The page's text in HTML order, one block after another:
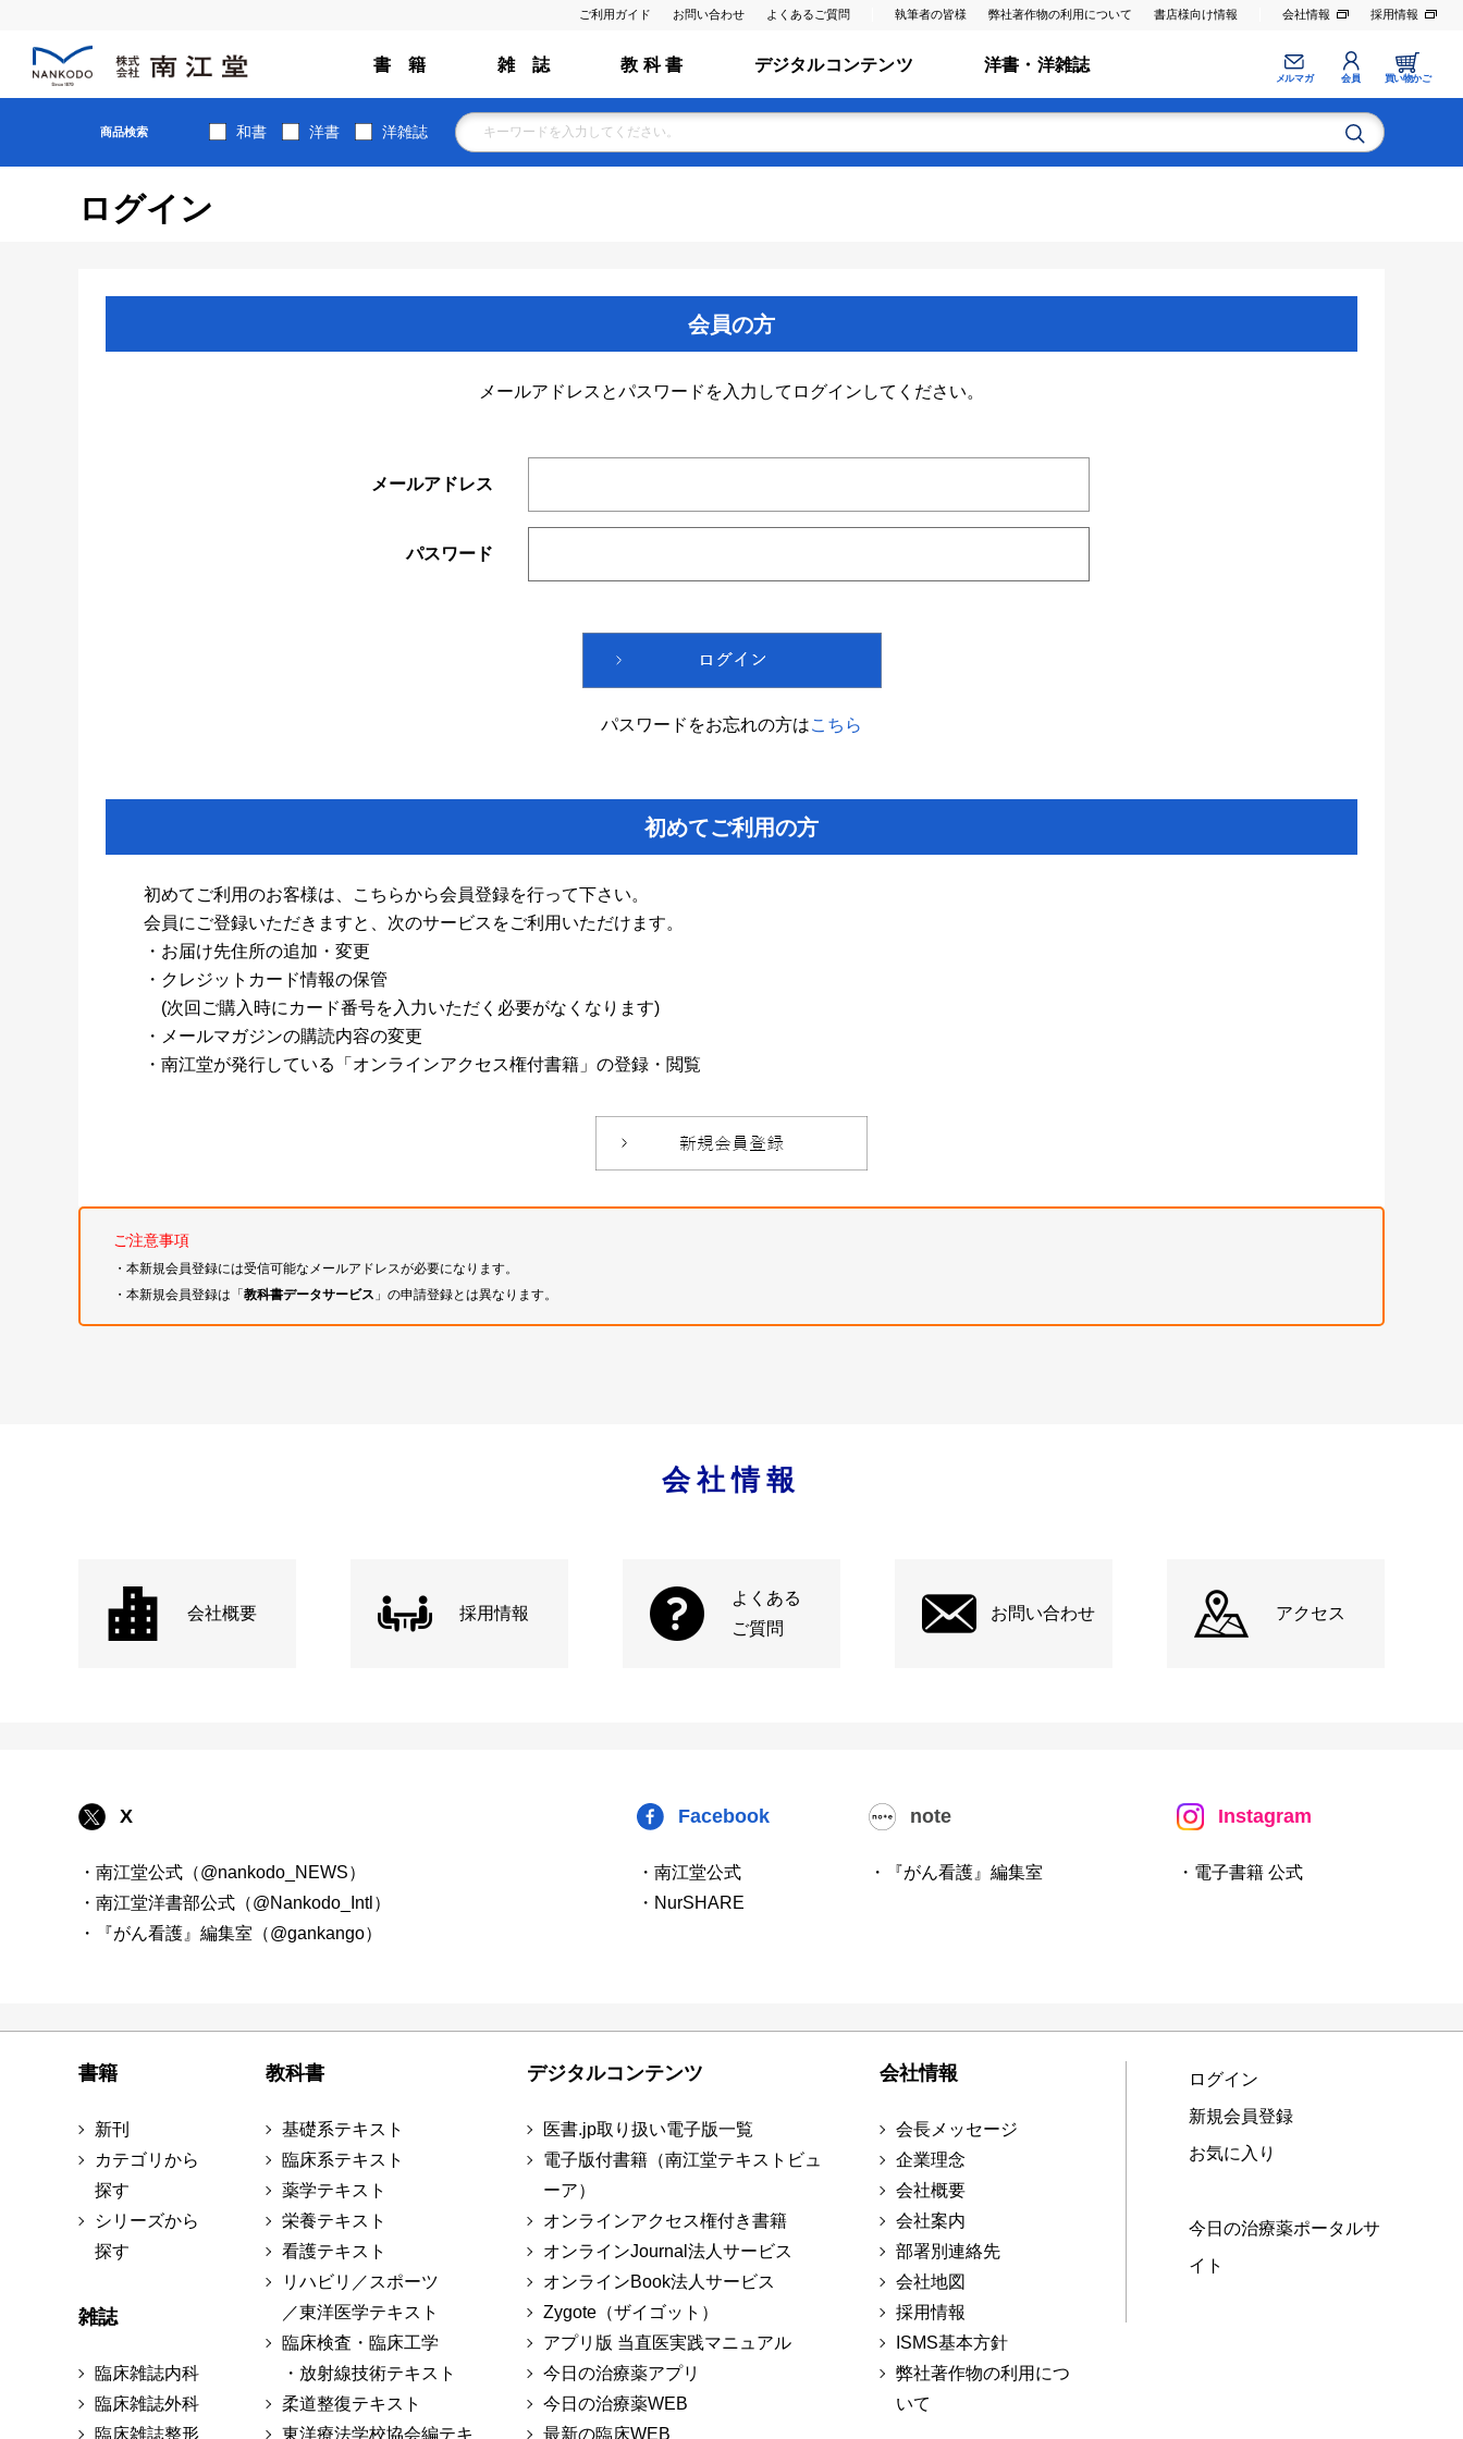
ご利用ガイド お問い合わせ よくあるご質問 執筆者の皆様 弊社著作物の利用について 書店様向け情報 会社情報 採用情報
書 籍 雑 誌 教 科 書 デジタルコンテンツ 洋書・洋雑誌
メルマガ 会員 買い物かご
商品検索 和書 洋書 洋雑誌
ログイン
会員の方
メールアドレスとパスワードを入力してログインしてください。
メールアドレス
パスワード
パスワードをお忘れの方はこちら
初めてご利用の方
初めてご利用のお客様は、こちらから会員登録を行って下さい。
会員にご登録いただきますと、次のサービスをご利用いただけます。
・お届け先住所の追加・変更
・クレジットカード情報の保管
(次回ご購入時にカード番号を入力いただく必要がなくなります)
・メールマガジンの購読内容の変更
・南江堂が発行している「オンラインアクセス権付書籍」の登録・閲覧
ご注意事項
・本新規会員登録には受信可能なメールアドレスが必要になります。
・本新規会員登録は「教科書データサービス 」の申請登録とは異なります。
会社情報
会社概要 採用情報
よくある
ご質問
お問い合わせ アクセス
X
・南江堂公式（@nankodo_NEWS）
・南江堂洋書部公式（@Nankodo_Intl）
・『がん看護』編集室（@gankango）
Facebook
・南江堂公式
・NurSHARE
note
・『がん看護』編集室
Instagram
・電子書籍 公式
書籍
新刊
カテゴリから
探す
シリーズから
探す
雑誌
臨床雑誌内科
臨床雑誌外科
臨床雑誌整形
教科書
基礎系テキスト
臨床系テキスト
薬学テキスト
栄養テキスト
看護テキスト
リハビリ／スポーツ
／東洋医学テキスト
臨床検査・臨床工学
・放射線技術テキスト
柔道整復テキスト
東洋療法学校協会編テキ
デジタルコンテンツ
医書.jp取り扱い電子版一覧
電子版付書籍（南江堂テキストビュ
ーア）
オンラインアクセス権付き書籍
オンラインJournal法人サービス
オンラインBook法人サービス
Zygote（ザイゴット）
アプリ版 当直医実践マニュアル
今日の治療薬アプリ
今日の治療薬WEB
最新の臨床WEB
会社情報
会長メッセージ
企業理念
会社概要
会社案内
部署別連絡先
会社地図
採用情報
ISMS基本方針
弊社著作物の利用につ
いて
ログイン
新規会員登録
お気に入り
今日の治療薬ポータルサ
イト